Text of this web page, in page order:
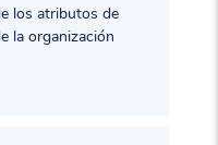
los atributos de
la organización